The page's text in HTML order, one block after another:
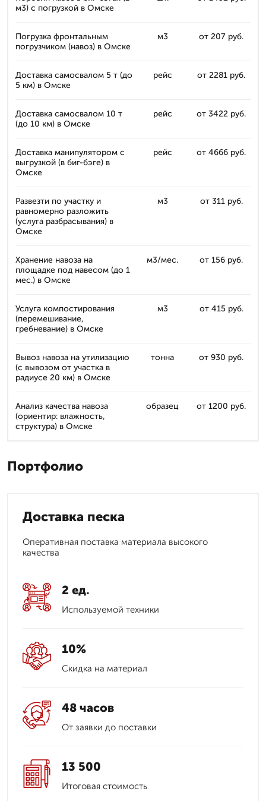
м3) с погрузкой в Омске
Погрузка фронтальным
погрузчиком (навоз) в Омске
м3 от 207 руб.
Доставка самосвалом 5 т (до
5 км) в Омске
рейс от 2281 руб.
Доставка самосвалом 10 т
(до 10 км) в Омске
рейс от 3422 руб.
Доставка манипулятором с
выгрузкой (в биг-бэге) в
Омске
рейс от 4666 руб.
Развезти по участку и
равномерно разложить
(услуга разбрасывания) в
Омске
м3 от 311 руб.
Хранение навоза на
площадке под навесом (до 1
мес.) в Омске
м3/мес. от 156 руб.
Услуга компостирования
(перемешивание,
гребневание) в Омске
м3 от 415 руб.
Вывоз навоза на утилизацию
(с вывозом от участка в
радиусе 20 км) в Омске
тонна от 930 руб.
Анализ качества навоза
(ориентир: влажность,
структура) в Омске
образец от 1200 руб.
Портфолио
Доставка песка
Оперативная поставка материала высокого
качества
2 ед.
Используемой техники
10%
Скидка на материал
48 часов
От заявки до поставки
13 500
Итоговая стоимость